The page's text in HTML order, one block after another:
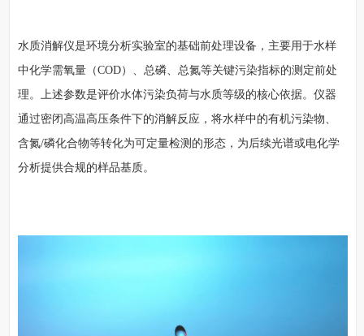
水质消解仪是环境分析实验室的基础前处理设备，主要用于水样
中化学需氧量（COD）、总磷、总氮等关键污染指标的测定前处
理。上述参数是评价水体污染负荷与水质等级的核心依据。仪器
通过密闭高温高压条件下的消解反应，将水样中的有机污染物、
含氮/磷化合物等转化为可定量检测的形态，为后续光谱或电化学
分析提供合规的样品基质。